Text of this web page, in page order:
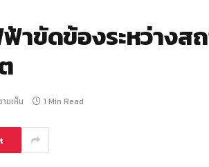
าขัดข้องระหว่างส
มเห็น 1 Min Read